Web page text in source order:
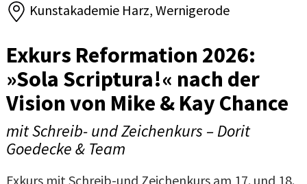
Kunstakademie Harz, Wernigerode
Exkurs Reformation 2026:
»Sola Scriptura!« nach der
Vision von Mike & Kay Chance
mit Schreib- und Zeichenkurs – Dorit
Goedecke & Team
Exkurs mit Schreib-und Zeichenkurs am 17. und 18.